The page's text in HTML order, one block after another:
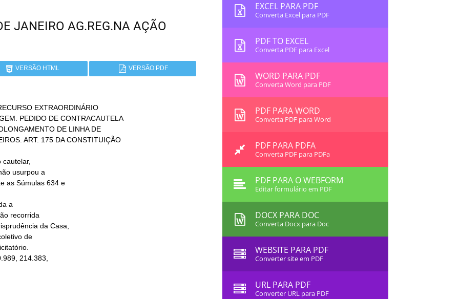
JANEIRO AG.REG.NA AÇÃO
VERSÃO HTML VERSÃO PDF
EXTRAORDINÁRIO
cautelar,
a
EXCEL PARA PDF
Converta Excel para PDF
PDF TO EXCEL
Converta PDF para Excel
WORD PARA PDF
Converta Word para PDF
PDF PARA WORD
Converta PDF para Word
PDF PARA PDFA
Converta PDF para PDFa
PDF PARA O WEBFORM
Editar formulário em PDF
DOCX PARA DOC
Converta Docx para Doc
WEBSITE PARA PDF
Converter site em PDF
URL PARA PDF
Converter URL para PDF